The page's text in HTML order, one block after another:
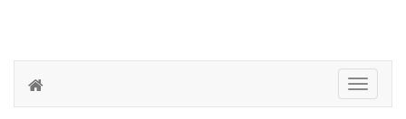
Toggle